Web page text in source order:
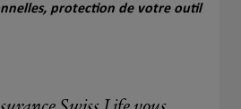
protection de votre outil